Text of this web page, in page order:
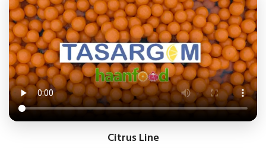
Citrus Line